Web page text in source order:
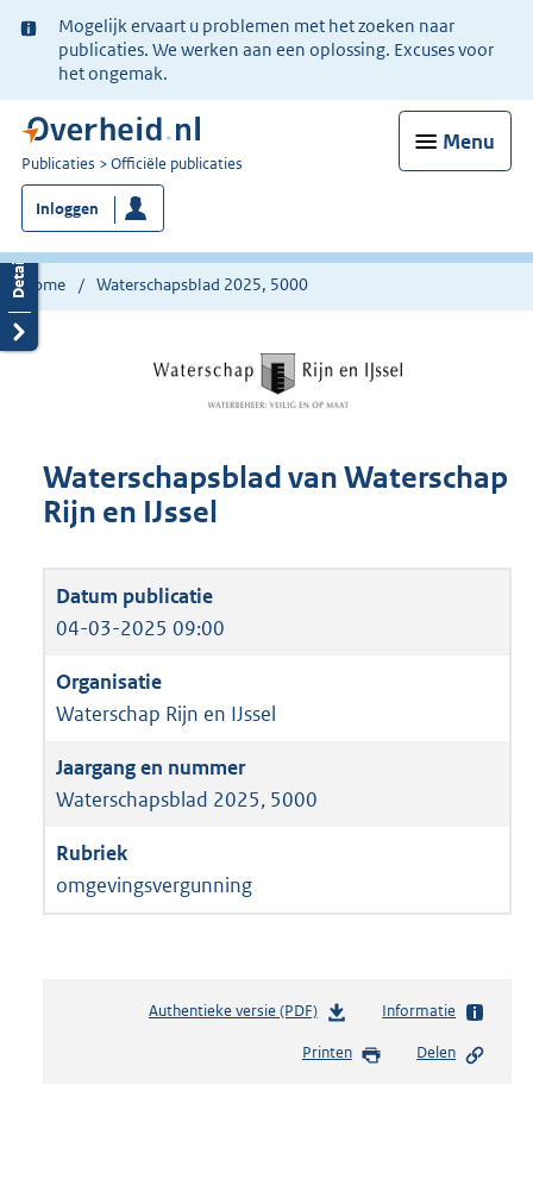
Ter
informatie:
Mogelijk ervaart u problemen met het zoeken naar
publicaties. We werken aan een oplossing. Excuses voor
het ongemak.
Menu
U
bent
nu
hier:
Publicaties Officiële publicaties
Inloggen
Home Waterschapsblad 2025, 5000
Waterschapsblad van Waterschap
Rijn en IJssel
04-03-2025 09:00
Waterschap Rijn en IJssel
Waterschapsblad 2025, 5000
omgevingsvergunning
Authentieke versie (PDF)b
s
Informatie
Printen Delen